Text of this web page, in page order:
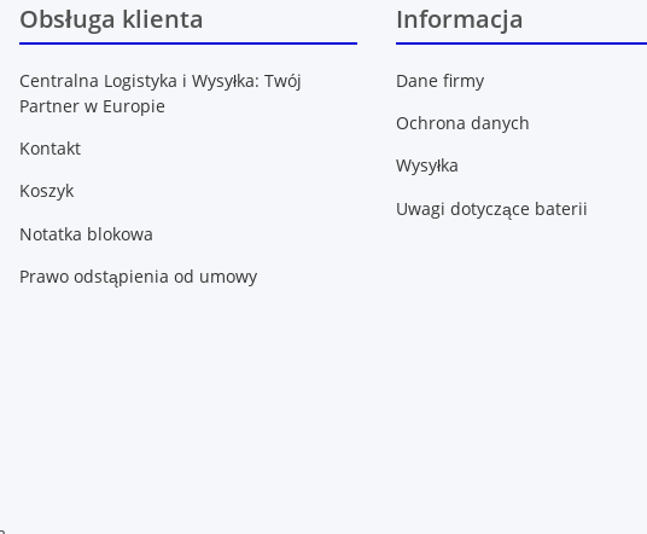
Obsługa klienta
Centralna Logistyka i Wysyłka: Twój
Partner w Europie
Kontakt
Koszyk
Notatka blokowa
Prawo odstąpienia od umowy
Informacja
Dane firmy
Ochrona danych
Wysyłka
Uwagi dotyczące baterii